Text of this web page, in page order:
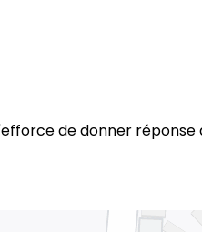
de donner réponse